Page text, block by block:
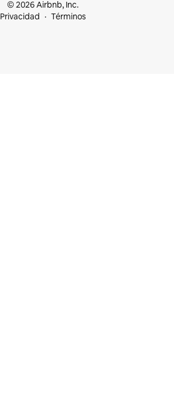
© 2026 Airbnb, Inc.
Privacidad
Términos